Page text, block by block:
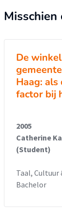
De
Haag:
factor bij
2005
Catherine
(Student)
Taal, Cultuur
Bachelor